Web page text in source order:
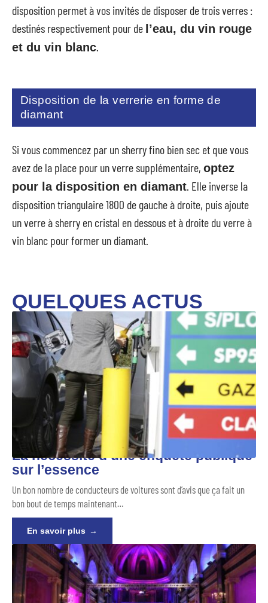
disposition permet à vos invités de disposer de trois verres :
destinés respectivement pour de l’eau, du vin rouge
et du vin blanc
Disposition de la verrerie en forme de
diamant
Si vous commencez par un sherry fino bien sec et que vous
avez de la place pour un verre supplémentaire, optez
pour la disposition en diamant . Elle inverse la
disposition triangulaire 1800 de gauche à droite, puis ajoute
un verre à sherry en cristal en dessous et à droite du verre à
vin blanc pour former un diamant.
QUELQUES ACTUS
La nécessité d’une enquête publique
sur l’essence
Un bon nombre de conducteurs de voitures sont d’avis que ça fait un
bon bout de temps maintenant…
En savoir plus